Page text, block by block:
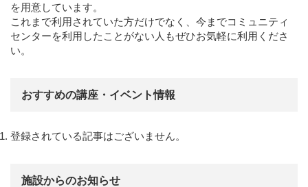
を用意しています。
これまで利用されていた方だけでなく、今までコミュニティ
センターを利用したことがない人もぜひお気軽に利用くださ
い。
おすすめの講座・イベント情報
登録されている記事はございません。
施設からのお知らせ